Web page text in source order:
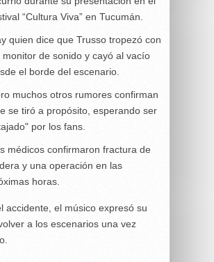
“Cultura Viva” en Tucumán.
quien dice que Trusso tropezó con
monitor de sonido y cayó al vacío
el borde del escenario.
muchos otros rumores confirman
se tiró a propósito, esperando ser
por los fans.
médicos confirmaron fractura de
y una operación en las
horas.
accidente, el músico expresó su
a los escenarios una vez